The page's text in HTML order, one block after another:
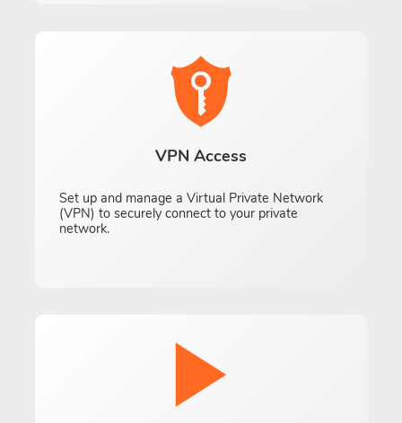
VPN Access
Set up and manage a Virtual Private Network
(VPN) to securely connect to your private
network.